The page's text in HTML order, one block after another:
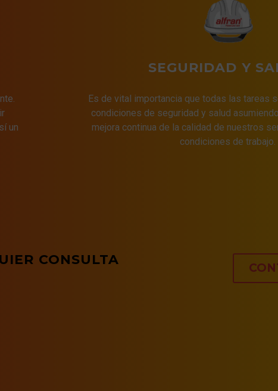
un
SEGURIDAD Y
Es de vital importancia que todas las tareas
condiciones de seguridad y salud
mejora continua de la calidad de nuestros
condiciones de trabajo.
CONSULTA